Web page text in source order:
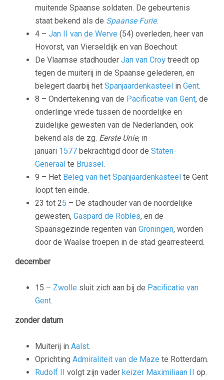
muitende Spaanse soldaten. De gebeurtenis
staat bekend als de Spaanse Furie.
4 – Jan II van de Werve (54) overleden, heer van
Hovorst, van Vierseldijk en van Boechout
De Vlaamse stadhouder Jan van Croÿ treedt op
tegen de muiterij in de Spaanse gelederen, en
belegert daarbij het Spanjaardenkasteel in Gent.
8 – Ondertekening van de Pacificatie van Gent, de
onderlinge vrede tussen de noordelijke en
zuidelijke gewesten van de Nederlanden, ook
bekend als de zg. Eerste Unie, in
januari 1577 bekrachtigd door de Staten-
Generaal te Brussel.
9 – Het Beleg van het Spanjaardenkasteel te Gent
loopt ten einde.
23 tot 25 – De stadhouder van de noordelijke
gewesten, Gaspard de Robles, en de
Spaansgezinde regenten van Groningen, worden
door de Waalse troepen in de stad gearresteerd.
december
15 – Zwolle sluit zich aan bij de Pacificatie van
Gent.
zonder datum
Muiterij in Aalst.
Oprichting Admiraliteit van de Maze te Rotterdam.
Rudolf II volgt zijn vader keizer Maximiliaan II op.